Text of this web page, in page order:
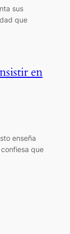
sus
que
en
enseña
que